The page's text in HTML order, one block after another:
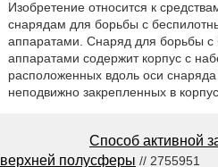
Изобретение относится к
снарядам для борьбы с
аппаратами. Снаряд для борьбы
аппаратами содержит корпус с
расположенных вдоль оси снаряда
неподвижно закрепленных в
Способ активной
верхней полусферы // 2755951